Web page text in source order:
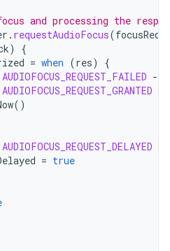
and processing the
. requestAudioFocus(
)
{
= when (res)
{
AUDIOFOCUS_REQUEST_FAILED -
AUDIOFOCUS_REQUEST_GRANTED
()
AUDIOFOCUS_REQUEST_DELAYED
= true